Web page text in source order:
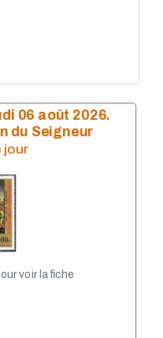
06 août 2026.
du Seigneur
jour
voir la fiche